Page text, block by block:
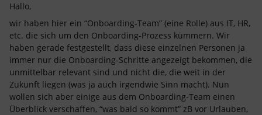
Hallo,
wir haben hier ein “Onboarding-Team” (eine Rolle) aus IT, HR,
etc. die sich um den Onboarding-Prozess kümmern. Wir
haben gerade festgestellt, dass diese einzelnen Personen ja
immer nur die Onboarding-Schritte angezeigt bekommen, die
unmittelbar relevant sind und nicht die, die weit in der
Zukunft liegen (was ja auch irgendwie Sinn macht). Nun
wollen sich aber einige aus dem Onboarding-Team einen
Überblick verschaffen, “was bald so kommt” zB vor Urlauben,